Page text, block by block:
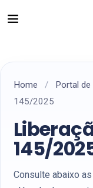
Home / Portal de
145/2025
145/
Consulte abaixo